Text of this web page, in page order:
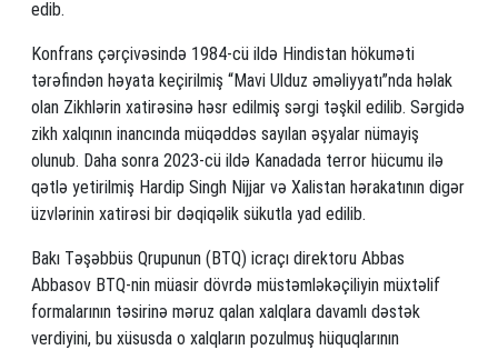
edib.
Konfrans çərçivəsində 1984-cü ildə Hindistan hökuməti
tərəfindən həyata keçirilmiş “Mavi Ulduz əməliyyatı”nda həlak
olan Zikhlərin xatirəsinə həsr edilmiş sərgi təşkil edilib. Sərgidə
zikh xalqının inancında müqəddəs sayılan əşyalar nümayiş
olunub. Daha sonra 2023-cü ildə Kanadada terror hücumu ilə
qətlə yetirilmiş Hardip Singh Nijjar və Xalistan hərakatının digər
üzvlərinin xatirəsi bir dəqiqəlik sükutla yad edilib.
Bakı Təşəbbüs Qrupunun (BTQ) icraçı direktoru Abbas
Abbasov BTQ-nin müasir dövrdə müstəmləkəçiliyin müxtəlif
formalarının təsirinə məruz qalan xalqlara davamlı dəstək
verdiyini, bu xüsusda o xalqların pozulmuş hüquqlarının